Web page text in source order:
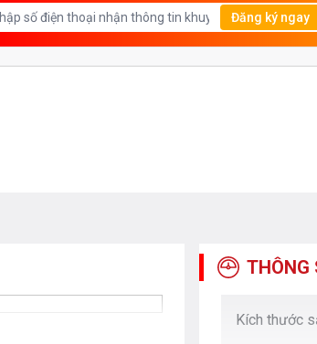
Đăng ký ngay
THÔNG
Kích thước